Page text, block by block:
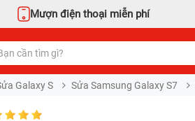
Mượn điện thoại miễn phí
Galaxy S Sửa Samsung Galaxy S7